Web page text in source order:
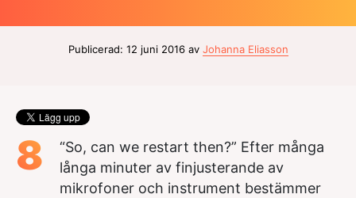
Publicerad: 12 juni 2016 av Johanna Eliasson
8
“So, can we restart then?” Efter många
långa minuter av finjusterande av
mikrofoner och instrument bestämmer